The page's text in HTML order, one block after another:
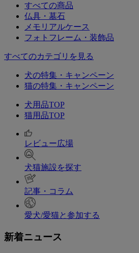
すべての商品
仏具・墓石
メモリアルケース
フォトフレーム・装飾品
すべてのカテゴリを見る
犬の特集・キャンペーン
猫の特集・キャンペーン
犬用品TOP
猫用品TOP
レビュー広場
犬猫施設を探す
記事・コラム
愛犬/愛猫と参加する
新着ニュース